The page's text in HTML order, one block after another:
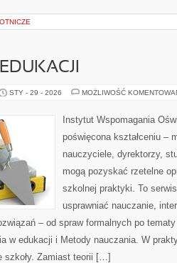
STY - 29 - 2026 MOŻLIWOŚĆ
Instytut Wspomagania
poświęcona kształceniu –
nauczyciele, dyrektorzy,
mogą pozyskać rzetelne
szkolnej praktyki. To
usprawniać nauczanie,
– od spraw formalnych po
w edukacji i Metody nauczania. W
szkoły. Zamiast teorii […]